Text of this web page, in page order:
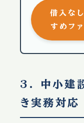
借入な
すめフ
3. 中小建
き実務対応